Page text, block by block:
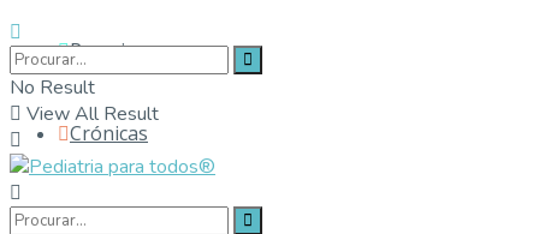
Parceiros
Crónicas
Contactos
No Result
View All Result